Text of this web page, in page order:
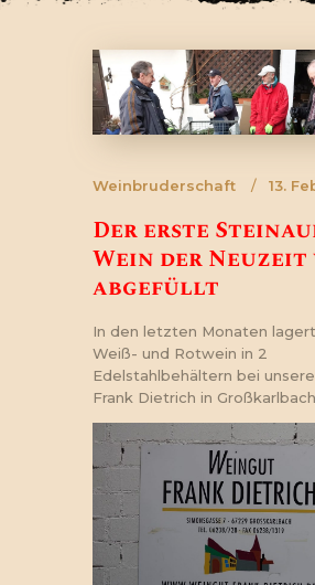
Weinbruderschaft 13.
Der erste
Wein der
abgefüllt
In den letzten Monaten
Weiß- und Rotwein in 2
Edelstahlbehältern bei
Frank Dietrich in